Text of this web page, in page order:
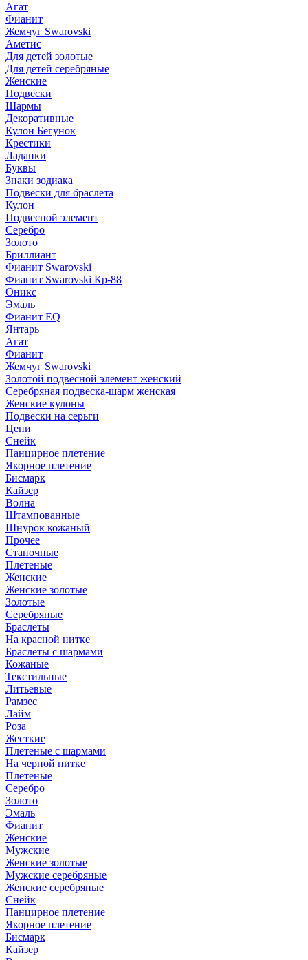
Агат
Фианит
Жемчуг Swarovski
Аметис
Для детей золотые
Для детей серебряные
Женские
Подвески
Шармы
Декоративные
Кулон Бегунок
Крестики
Ладанки
Буквы
Знаки зодиака
Подвески для браслета
Кулон
Подвесной элемент
Серебро
Золото
Бриллиант
Фианит Swarovski
Фианит Swarovski Кр-88
Оникс
Эмаль
Фианит EQ
Янтарь
Агат
Фианит
Жемчуг Swarovski
Золотой подвесной элемент женcкий
Серебряная подвеска-шарм женская
Женские кулоны
Подвески на серьги
Цепи
Снейк
Панцирное плетение
Якорное плетение
Бисмарк
Кайзер
Волна
Штампованные
Шнурок кожаный
Прочее
Станочные
Плетеные
Женские
Женские золотые
Золотые
Серебряные
Браслеты
На красной нитке
Браслеты с шармами
Кожаные
Текстильные
Литьевые
Рамзес
Лайм
Роза
Жесткие
Плетеные с шармами
На черной нитке
Плетеные
Серебро
Золото
Эмаль
Фианит
Женские
Мужские
Женские золотые
Мужские серебряные
Женские серебряные
Снейк
Панцирное плетение
Якорное плетение
Бисмарк
Кайзер